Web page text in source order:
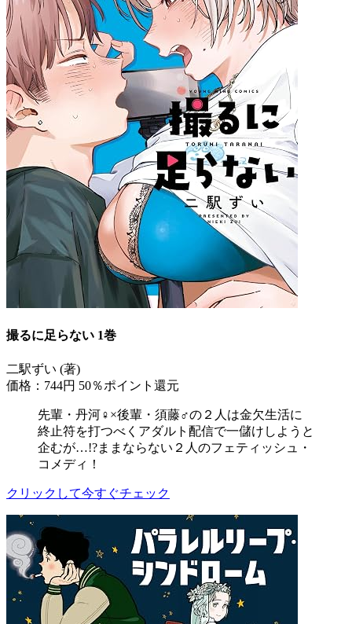
撮るに足らない 1巻
二駅ずい (著)
価格：744円 50％ポイント還元
先輩・丹河♀×後輩・須藤♂の２人は金欠生活に
終止符を打つべくアダルト配信で一儲けしようと
企むが…!?ままならない２人のフェティッシュ・
コメディ！
クリックして今すぐチェック